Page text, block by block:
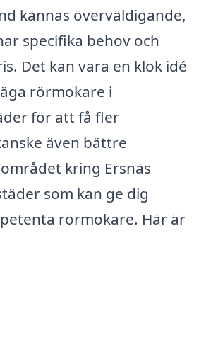
kännas överväldigande,
specifika behov och
Det kan vara en klok idé
rörmokare i
för att få fler
även bättre
kring Ersnäs
som kan ge dig
rörmokare. Här är